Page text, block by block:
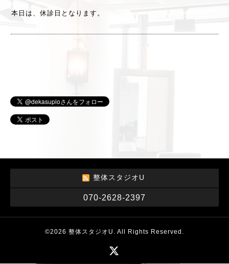
本日は、休診日となります。
整体スタジオU
070-2628-2397
©2026 整体スタジオU . All Rights Reserved.